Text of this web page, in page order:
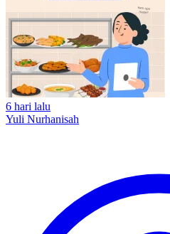
6 hari lalu
Yuli Nurhanisah